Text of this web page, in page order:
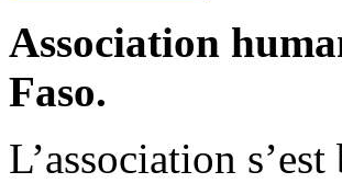
Association
Faso.
L’association